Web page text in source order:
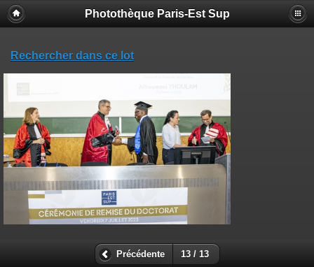
Photothèque Paris-Est Sup
Rechercher dans ce lot
Précédente 13 / 13